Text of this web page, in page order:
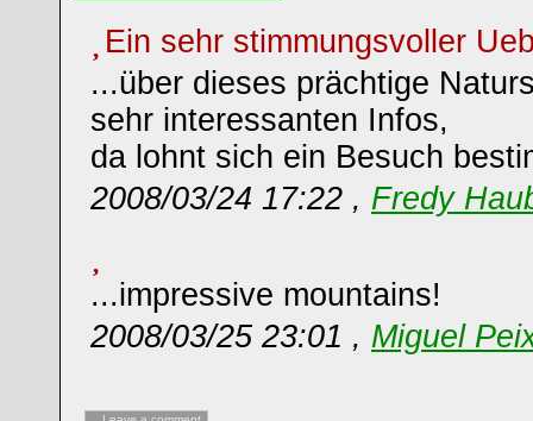
Ein sehr stimmungsvoller
...über dieses prächtige
sehr interessanten Infos,
da lohnt sich ein Besuch
2008/03/24 17:22 , Fredy
...impressive mountains!
2008/03/25 23:01 , Miguel